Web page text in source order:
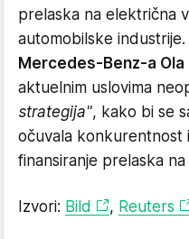
prelaska na električna
automobilske
Mercedes-Benz-a Ola
aktuelnim uslovima
strategija", kako bi se
očuvala konkurentnost
finansiranje prelaska
Izvori: Bild , Reuters